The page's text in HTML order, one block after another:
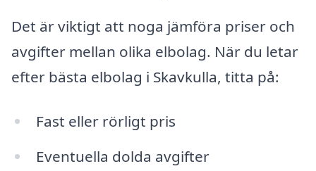
Det är viktigt att noga jämföra priser och
avgifter mellan olika elbolag. När du letar
efter bästa elbolag i Skavkulla, titta på:
Fast eller rörligt pris
Eventuella dolda avgifter